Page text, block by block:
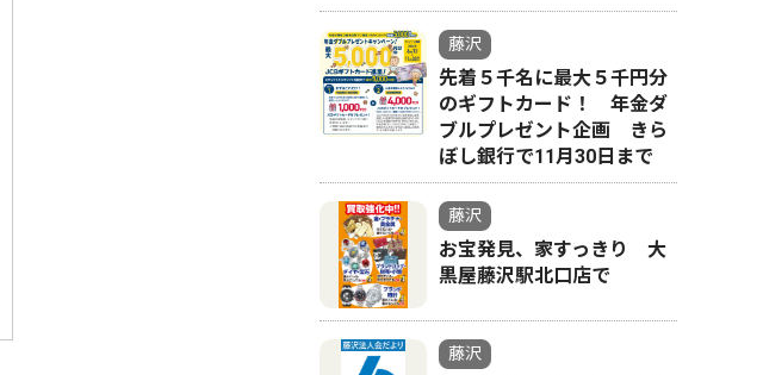
藤沢
先着５千名に最大５千円分
のギフトカード！ 年金ダ
ブルプレゼント企画 きら
ぼし銀行で11月30日まで
藤沢
お宝発見、家すっきり 大
黒屋藤沢駅北口店で
藤沢